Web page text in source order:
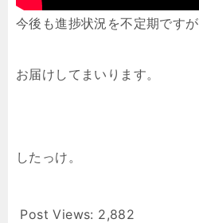
今後も進捗状況を不定期ですが
お届けしてまいります。
したっけ。
Post Views: 2,882